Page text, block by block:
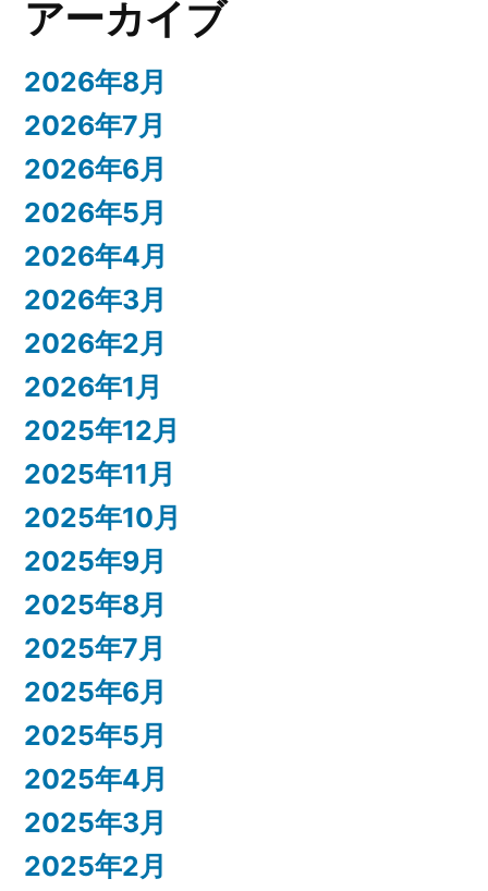
アーカイブ
2026年8月
2026年7月
2026年6月
2026年5月
2026年4月
2026年3月
2026年2月
2026年1月
2025年12月
2025年11月
2025年10月
2025年9月
2025年8月
2025年7月
2025年6月
2025年5月
2025年4月
2025年3月
2025年2月